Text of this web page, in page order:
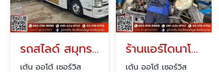
รถสไลด์ สมุทรปราการ ใกล้ฉัน
เต้น ออโต้ เซอร์วิส
ร้านแอร์ไดนาโมใกล้ฉัน
เต้น ออโต้ เซอร์วิส